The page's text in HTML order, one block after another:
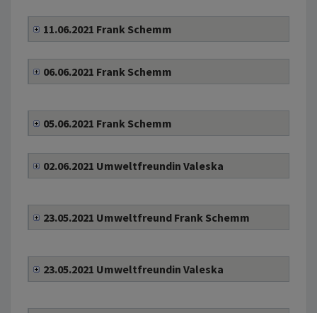
11.06.2021 Frank Schemm
06.06.2021 Frank Schemm
05.06.2021 Frank Schemm
02.06.2021 Umweltfreundin Valeska
23.05.2021 Umweltfreund Frank Schemm
23.05.2021 Umweltfreundin Valeska